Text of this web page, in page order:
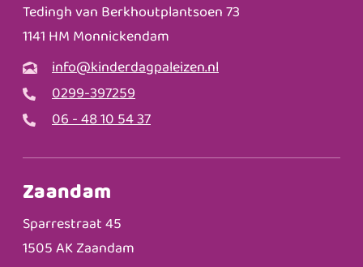
Tedingh van Berkhoutplantsoen 73
1141 HM Monnickendam
info@kinderdagpaleizen.nl
0299-397259
06 - 48 10 54 37
Zaandam
Sparrestraat 45
1505 AK Zaandam